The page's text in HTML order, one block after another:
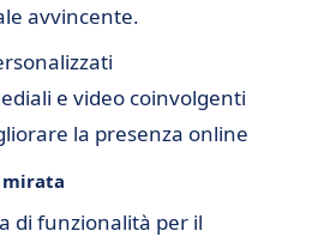
avvincente.
e video coinvolgenti
la presenza online
di funzionalità per il